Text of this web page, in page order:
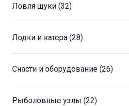
Ловля щуки (32)
Лодки и катера (28)
Снасти и оборудование (26)
Рыболовные узлы (22)